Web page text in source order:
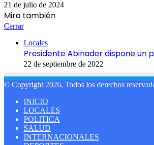
21 de julio de 2024
Mira también
Cerrar
Locales
Presidente Abinader dispone un
22 de septiembre de 2022
© Copyright 2026, Todos los derechos
INICIO
LOCALES
POLITICA
SALUD
INTERNACIONALES